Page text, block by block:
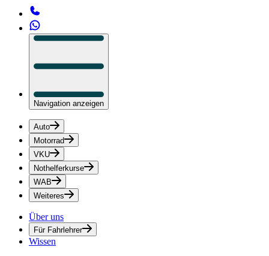
Navigation anzeigen
Auto
Motorrad
VKU
Nothelferkurse
WAB
Weiteres
Über uns
Für Fahrlehrer
Wissen